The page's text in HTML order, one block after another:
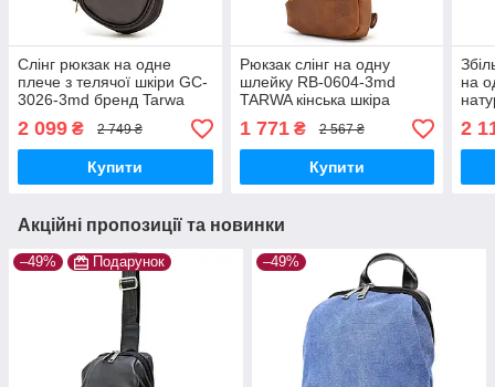
Слінг рюкзак на одне
плече з телячої шкіри GC-
3026-3md бренд Tarwa
коричневий
2 099 ₴ 2 749 ₴
Купити
Рюкзак слінг на одну
шлейку RB-0604-3md
TARWA кінська шкіра
1 771₴ 2 567 ₴
Купити
на
2
Акційні пропозиції та новинки
–49% Подарунок –49%